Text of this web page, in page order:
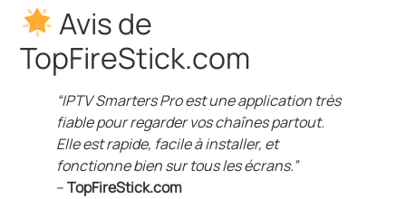
Avis de
TopFireStick.com
“IPTV Smarters Pro est une application très
fiable pour regarder vos chaînes partout.
Elle est rapide, facile à installer, et
fonctionne bien sur tous les écrans.”
–TopFireStick.com